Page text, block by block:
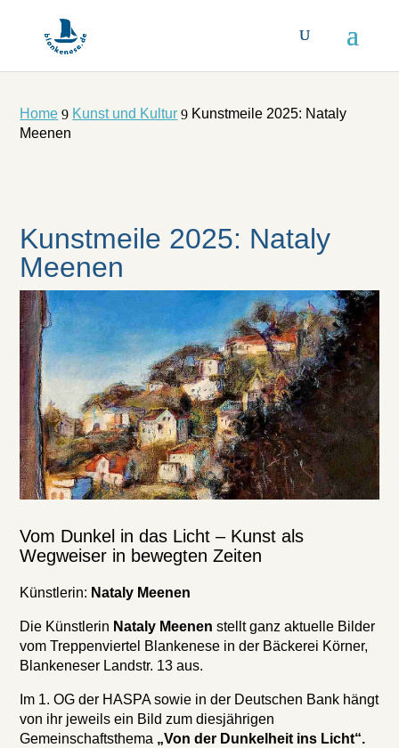
Home 9 Kunst und Kultur 9 Kunstmeile 2025: Nataly
Meenen
Kunstmeile 2025: Nataly
Meenen
Vom Dunkel in das Licht – Kunst als
Wegweiser in bewegten Zeiten
Künstlerin: Nataly Meenen
Die Künstlerin Nataly Meenen stellt ganz aktuelle Bilder
vom Treppenviertel Blankenese in der Bäckerei Körner,
Blankeneser Landstr. 13 aus.
Im 1. OG der HASPA sowie in der Deutschen Bank hängt
von ihr jeweils ein Bild zum diesjährigen
Gemeinschaftsthema „Von der Dunkelheit ins Licht“.